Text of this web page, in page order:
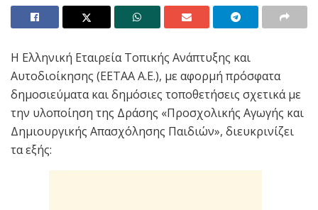
Η Ελληνική Εταιρεία Τοπικής Ανάπτυξης και
Αυτοδιοίκησης (ΕΕΤΑΑ Α.Ε.), με αφορμή πρόσφατα
δημοσιεύματα και δημόσιες τοποθετήσεις σχετικά με
την υλοποίηση της Δράσης «Προσχολικής Αγωγής και
Δημιουργικής Απασχόλησης Παιδιών», διευκρινίζει
τα εξής: